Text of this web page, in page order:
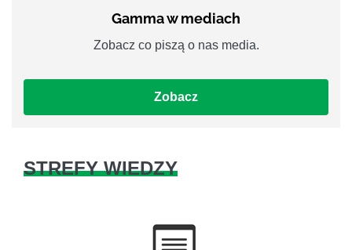
Gamma w mediach
Zobacz co piszą o nas media.
Zobacz
STREFY WIEDZY